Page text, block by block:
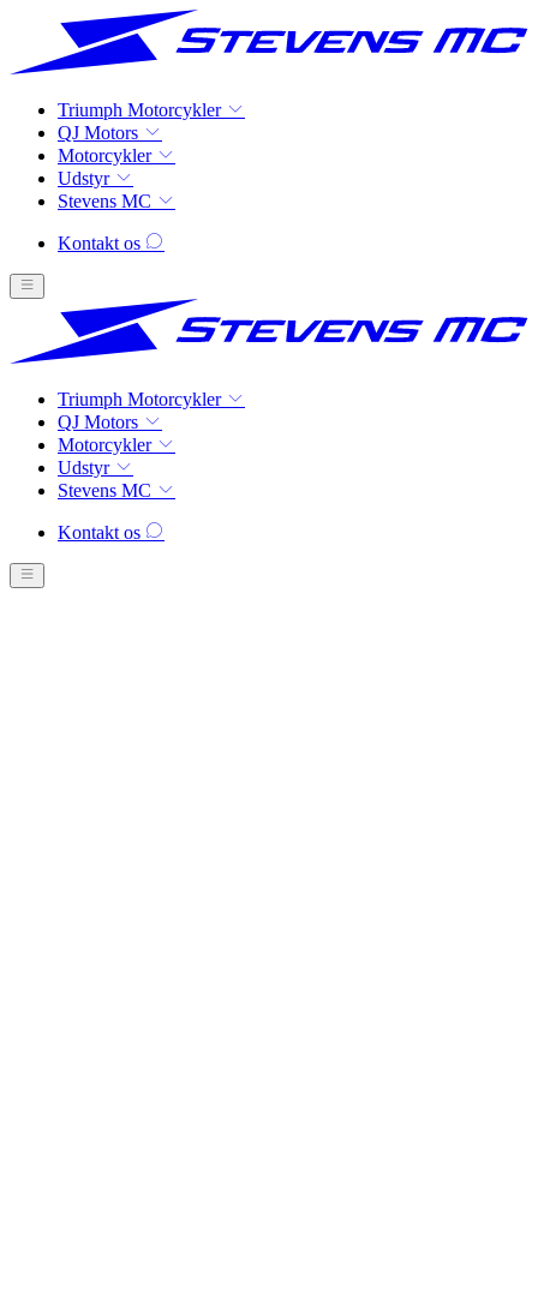
Triumph Motorcykler
QJ Motors
Motorcykler
Udstyr
Stevens MC
Kontakt os
Triumph Motorcykler
QJ Motors
Motorcykler
Udstyr
Stevens MC
Kontakt os